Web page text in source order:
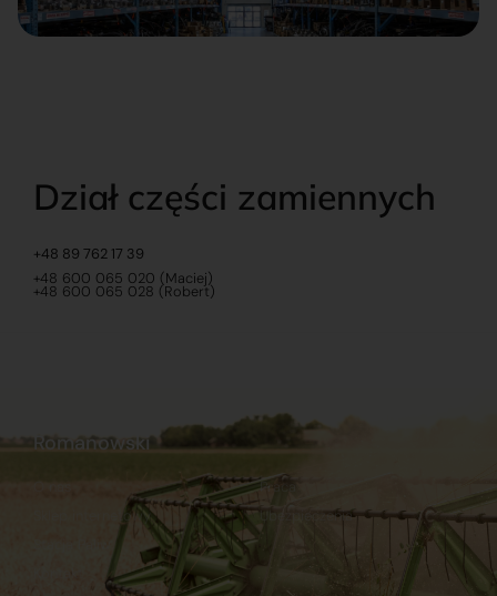
Dział części zamiennych
+48 89 762 17 39
+48 600 065 020 (Maciej)
+48 600 065 028 (Robert)
Romanowski
Sklep internetowy
Praca
Ubezpieczenia